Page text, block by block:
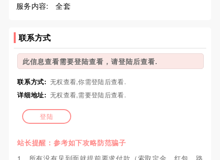
服务内容:
全套
联系方式
此信息查看需要登陆查看，请登陆后查看.
联系方式: 无权查看,你需登陆后查看.
详细地址: 无权查看,需要登陆后查看.
登陆
站长提醒：参考如下攻略防范骗子